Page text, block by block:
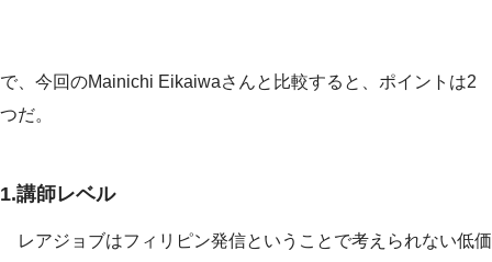
で、今回のMainichi Eikaiwaさんと比較すると、ポイントは2
つだ。
1.講師レベル
レアジョブはフィリピン発信ということで考えられない低価